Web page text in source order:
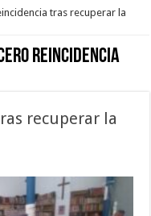
tras recuperar la
reincidencia
recuperar la